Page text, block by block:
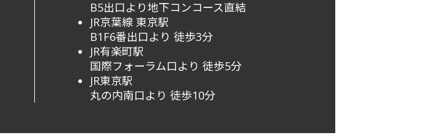
B5出口より地下コンコース直結
JR京葉線 東京駅
B1F6番出口より 徒歩3分
JR有楽町駅
国際フォーラム口より 徒歩5分
JR東京駅
丸の内南口より 徒歩10分